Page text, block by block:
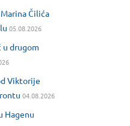
Čilića
05.08.2026
u drugom
Viktorije
04.08.2026
Hagenu